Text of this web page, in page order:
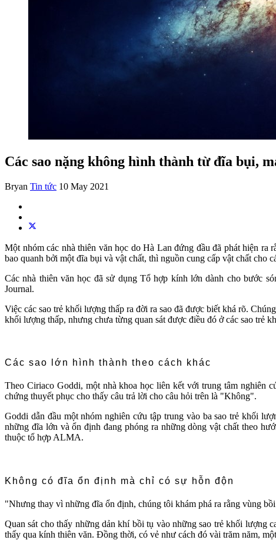
Các sao nặng không hình thành từ đĩa bụi,
Bryan Tin tức 10 May 2021
Một nhóm các nhà thiên văn học do Hà Lan đứng đầu đã phát hiện
bao quanh bởi một đĩa bụi và vật chất, thì nguồn cung cấp vật chất cho
Các nhà thiên văn học đã sử dụng Tổ hợp kính lớn dành cho bước
Journal.
Việc các sao trẻ khối lượng thấp ra đời ra sao đã được biết khá rõ.
khối lượng thấp, nhưng chưa từng quan sát được điều đó ở các sao trẻ
Các sao lớn hình thành theo cách khác
Theo Ciriaco Goddi, một nhà khoa học liên kết với trung tâm
chứng thuyết phục cho thấy câu trả lời cho câu hỏi trên là "Không".
Goddi dẫn đầu một nhóm nghiên cứu tập trung vào ba sao trẻ khối
những đĩa lớn và ổn định đang phóng ra những dòng vật chất theo
thuộc tổ hợp ALMA.
Không có đĩa ổn định mà chỉ có sự hỗn độn
"Nhưng thay vì những đĩa ổn định, chúng tôi khám phá ra rằng vùng
Quan sát cho thấy những dản khí bồi tụ vào những sao trẻ khối lượng
thấy qua kính thiên văn. Đồng thời, có vẻ như cách đó vài trăm năm,